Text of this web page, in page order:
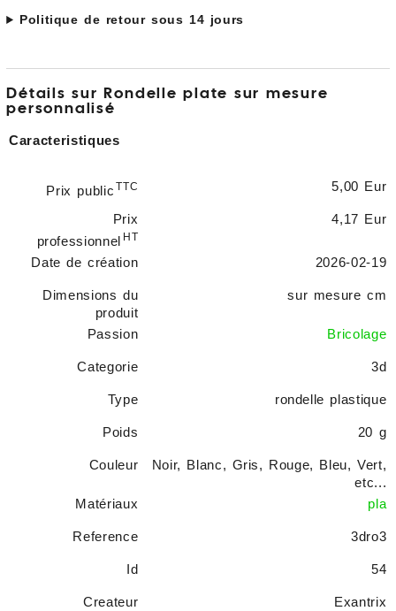
Politique de retour sous 14 jours
Détails sur Rondelle plate sur mesure
personnalisé
Caracteristiques
Prix public TTC 5,00 Eur
Prix
professionnel HT
4,17 Eur
Date de création 2026-02-19
Dimensions du
produit
sur mesure cm
Passion Bricolage
Categorie 3d
Type rondelle plastique
Poids 20 g
Couleur
Noir, Blanc, Gris, Rouge, Bleu, Vert,
etc...
Matériaux
pla
Reference 3dro3
Id 54
Createur Exantrix